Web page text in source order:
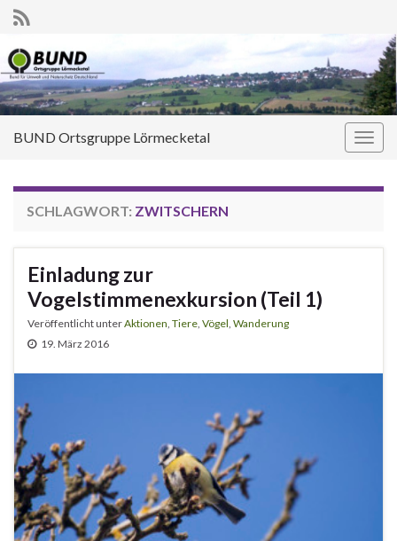
BUND Ortsgruppe Lörmecketal
SCHLAGWORT: ZWITSCHERN
Einladung zur
Vogelstimmenexkursion (Teil 1)
Veröffentlicht unterAktionen, Tiere, Vögel, Wanderung
19. März 2016